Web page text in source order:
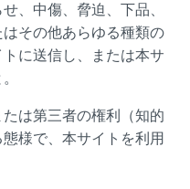
、中傷、脅迫、下品、
その他あらゆる種類の
に送信し、または本サ
は第三者の権利（知的
様で、本サイトを利用